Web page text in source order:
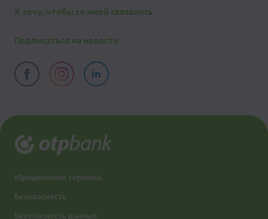
Я хочу, чтобы со мной связались
Подписаться на новости
Юридические термины
Безопасность
Безопасность данных